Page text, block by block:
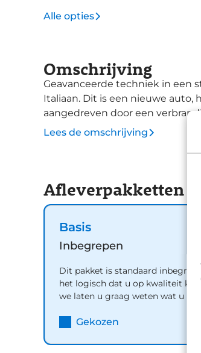
Alle opties
Omschrijving
Geavanceerde techniek in een
Italiaan. Dit is een nieuwe auto,
aangedreven door een
en vriendelijk voor het milieu.
LED-dagrijverlichting,
op het stuur bedient u het
parkeervak is te klein dankzij
comfortabele snelheid houdt u
airconditioning voor
ramen. De Fiat Grande Panda
de situatie op en om de weg
daarbij ingrijpen om u voor
de verkeersborddetectie de
neemt tekenen van
daardoor ongelukken
Grande Panda aan u uit te
Lees de omschrijving
Afleverpakketten
Basis
Inbegrepen
Dit pakket is standaard
het logisch dat u op kwaliteit
we laten u graag weten wat u
Gekozen